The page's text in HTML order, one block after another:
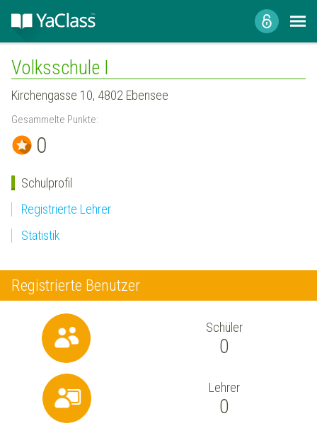
Volksschule I
Kirchengasse 10, 4802 Ebensee
Gesammelte Punkte:
0
Schulprofil
Registrierte Lehrer
Statistik
Registrierte Benutzer
Schüler
0
Lehrer
0